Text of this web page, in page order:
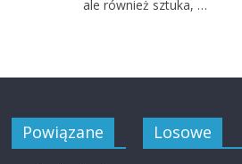
ale również sztuka, …
Powiązane Losowe